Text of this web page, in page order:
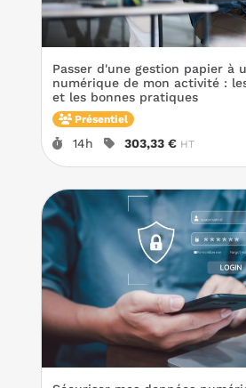
Passer d'une gestion papier à
numérique de mon activité :
et les bonnes pratiques
Présentiel
Durée :
14h Prix :
303,33 € HT